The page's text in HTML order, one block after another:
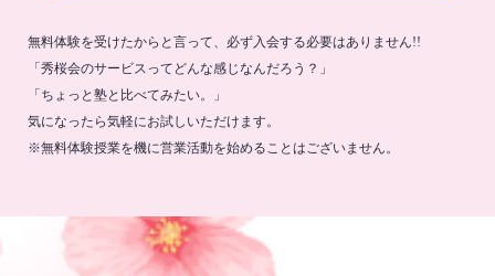
無料体験を受けたからと言って、必ず入会する必要はありません!!
「秀桜会のサービスってどんな感じなんだろう？」
「ちょっと塾と比べてみたい。」
気になったら気軽にお試しいただけます。
※無料体験授業を機に営業活動を始めることはございません。